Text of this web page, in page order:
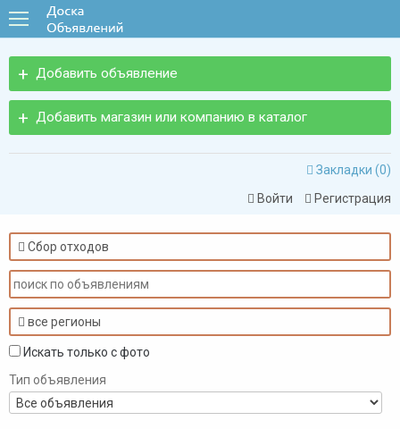
Добавить объявление
Добавить магазин или компанию в каталог
 Закладки (0)
 Войти  Регистрация
 Сбор отходов
 все регионы
Искать только с фото
Тип объявления